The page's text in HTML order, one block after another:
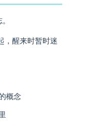
，醒来时暂时迷
概念